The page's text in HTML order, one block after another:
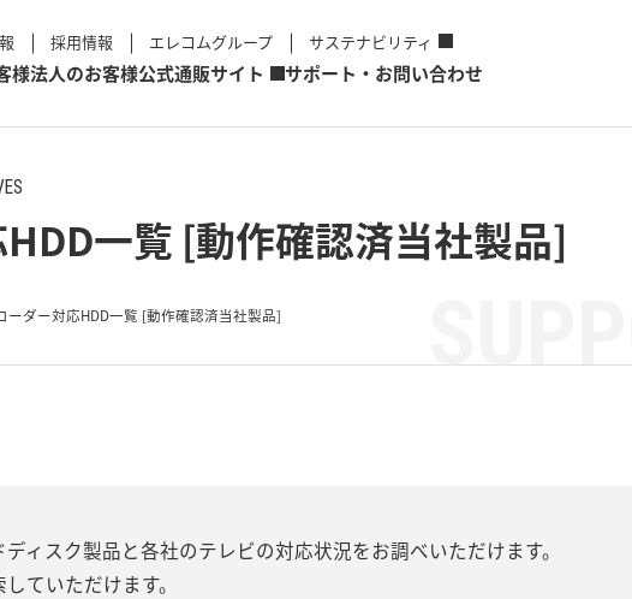
採用情報 エレコムグループ サステナビリティ
様法人のお客様公式通販サイト サポート・お問い合わせ
一覧 [動作確認済当社製品]
ーダー対応HDD一覧 [動作確認済当社製品]
ィスク製品と各社のテレビの対応状況をお調べいただけます。
ていただけます。